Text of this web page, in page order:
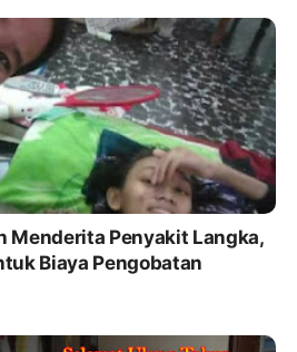
Menderita Penyakit Langka,
Biaya Pengobatan